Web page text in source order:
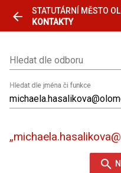
arrow_back
STATUTÁRNÍ MĚSTO
KONTAKTY
Hledat dle odboru
Hledat dle odboru
Hledat dle jména či funkce
search